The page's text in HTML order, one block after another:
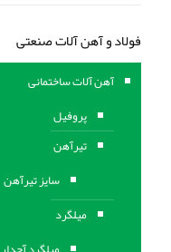
فولاد و آهن آلات صنعتی
آهن آلات ساختمانی
پروفیل
تیرآهن
سایز تیرآهن
میلگرد